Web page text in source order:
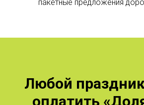
пакетные предложения
Любой
оплатить